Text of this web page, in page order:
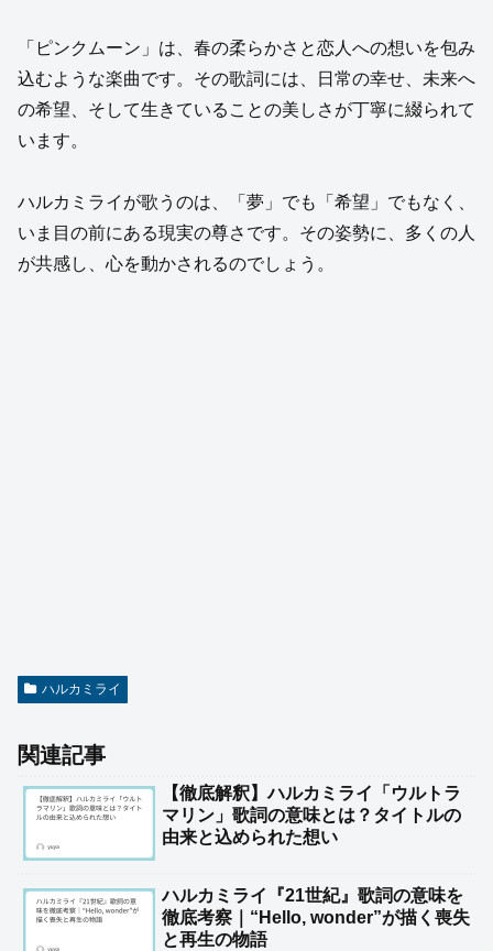
「ピンクムーン」は、春の柔らかさと恋人への想いを包み
込むような楽曲です。その歌詞には、日常の幸せ、未来へ
の希望、そして生きていることの美しさが丁寧に綴られて
います。
ハルカミライが歌うのは、「夢」でも「希望」でもなく、
いま目の前にある現実の尊さです。その姿勢に、多くの人
が共感し、心を動かされるのでしょう。
ハルカミライ
関連記事
【徹底解釈】ハルカミライ「ウルトラ
マリン」歌詞の意味とは？タイトルの
由来と込められた想い
ハルカミライ『21世紀』歌詞の意味を
徹底考察｜“Hello, wonder”が描く喪失
と再生の物語